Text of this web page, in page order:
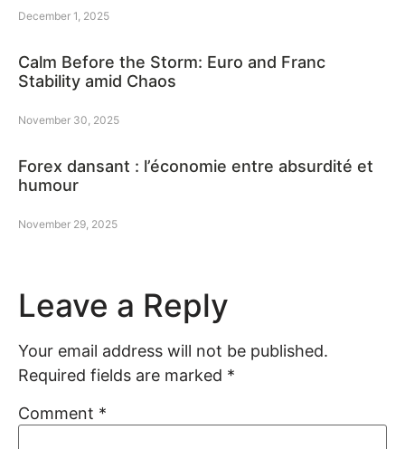
December 1, 2025
Calm Before the Storm: Euro and Franc
Stability amid Chaos
November 30, 2025
Forex dansant : l’économie entre absurdité et
humour
November 29, 2025
Leave a Reply
Your email address will not be published.
Required fields are marked *
Comment *